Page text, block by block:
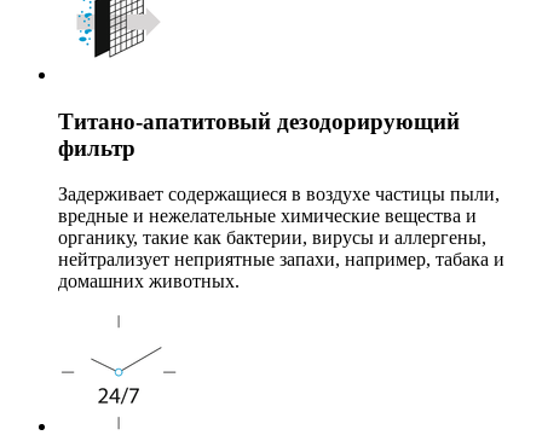
Титано-апатитовый дезодорирующий
фильтр
Задерживает содержащиеся в воздухе частицы пыли,
вредные и нежелательные химические вещества и
органику, такие как бактерии, вирусы и аллергены,
нейтрализует неприятные запахи, например, табака и
домашних животных.